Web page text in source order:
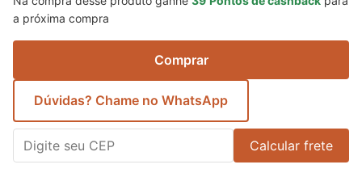
a próxima compra
Comprar
Dúvidas? Chame no WhatsApp
Calcular frete